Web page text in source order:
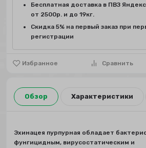
Избранное Сравнить
Бесплатная доставка в ПВЗ
от 2500р. и до 19кг.
Скидка 5% на первый заказ при
регистрации
Обзор Характеристики
Эхинацея пурпурная обладает
фунгицидным, вирусостатическим и